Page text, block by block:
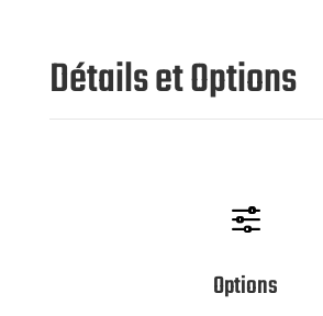
Détails et Options
f
Options